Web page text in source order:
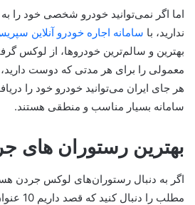
اما اگر نمی‌توانید خودرو شخصی خود را به
ندارید، با سامانه اجاره خودرو آنلاین
بهترین و سالم‌ترین خودروها، از لوکس
معمولی را برای هر مدتی که دوست
هر جای ایران می‌توانید خودرو خود را
سامانه بسیار‌ مناسب و منطقی هستند.
بهترین رستوران های
اگر به دنبال رستوران‌های لوکس جردن
مطلب را